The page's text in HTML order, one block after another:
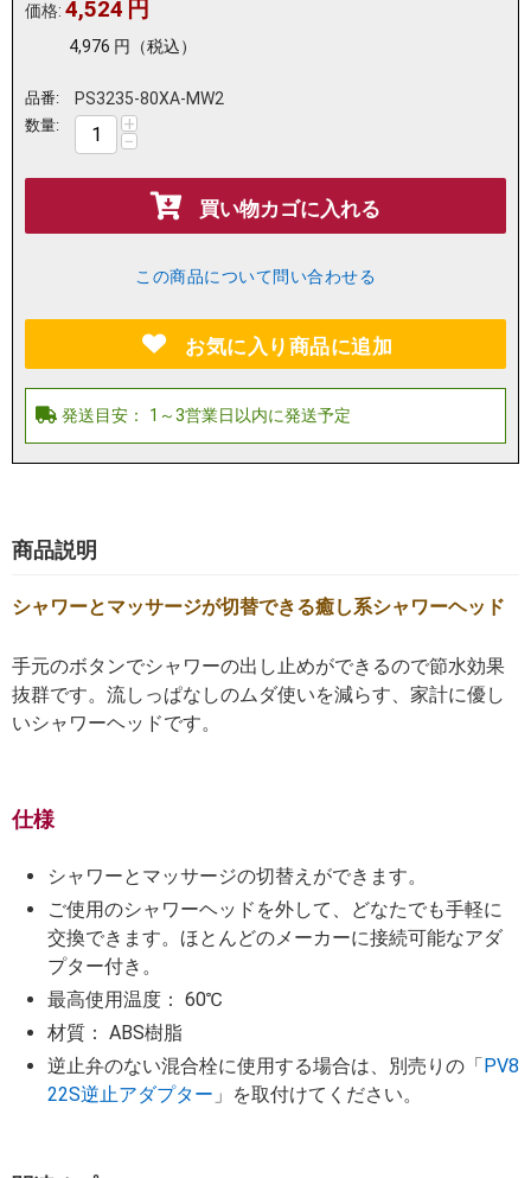
価格: 4,524 円
4,976 円 （税込）
品番: PS3235-80XA-MW2
数量: +
−
買い物カゴに入れる
この商品について問い合わせる
お気に入り商品に追加
商品説明
シャワーとマッサージが切替できる癒し系シャワーヘッド
手元のボタンでシャワーの出し止めができるので節水効果
抜群です。流しっぱなしのムダ使いを減らす、家計に優し
いシャワーヘッドです。
仕様
シャワーとマッサージの切替えができます。
ご使用のシャワーヘッドを外して、どなたでも手軽に
交換できます。ほとんどのメーカーに接続可能なアダ
プター付き。
最高使用温度： 60℃
材質： ABS樹脂
逆止弁のない混合栓に使用する場合は、別売りの「 PV8
22S逆止アダプター 」を取付けてください。